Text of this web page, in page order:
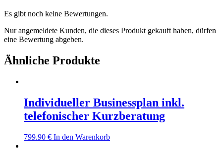
Es gibt noch keine Bewertungen.
Nur angemeldete Kunden, die dieses Produkt gekauft haben, dürfen
eine Bewertung abgeben.
Ähnliche Produkte
Individueller Businessplan inkl.
telefonischer Kurzberatung
799.90 € In den Warenkorb